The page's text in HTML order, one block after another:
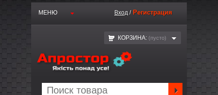
МЕНЮ Вход / Регистрация
КОРЗИНА: (пустo)